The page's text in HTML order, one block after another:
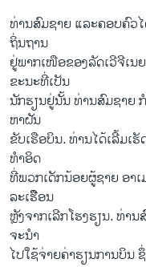
ທ່ານສົມຊາຍ ແລະຄອບຄົວ
ຖິ່ນຖານ
ຢູ່ພາກເໜືອຂອງລັດເວີຈີເນ
ຂະນະທີ່ເປັນ
ນັກຮຽນຢູ່ນັ້ນ ທ່ານສົມຊາຍ
ຫາຝັນ
ຂັບເຮືອບິນ. ທ່ານໄດ້ເລີ້ມເ
ທຳອິດ
ທີ່ພວກເດັກນ້ອຍຜູ້ຊາຍ ອາ
ລະເຮືືອນ
ຫຼັງຈາກເລີກໂຮງຮຽນ. ທ່າ
ຈະນໍາ
ໄປໃຊ້ຈ່າຍຄ່າຮຽນການບິນ